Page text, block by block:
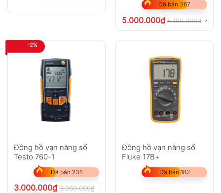
Đã bán 367
5.000.000₫ 5.100.000₫ chưa
-2%
Đồng hồ vạn năng số
Testo 760-1
Đã bán 231
3.000.000₫ 3.060.000₫ chưa VAT 8%
Đồng hồ vạn năng số
Fluke 17B+
Đã bán 182